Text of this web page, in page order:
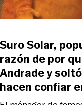
Suro Solar,
razón de por
Andrade y
hacen confiar